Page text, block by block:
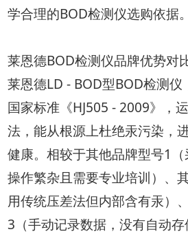
学合理的BOD检测仪选购依据。
莱恩德BOD检测仪品牌优势对
莱恩德LD - BOD型BOD检测仪
国家标准《HJ505 - 2009》，
法，能从根源上杜绝汞污染，
健康。相较于其他品牌型号1（
操作繁杂且需要专业培训）、
用传统压差法但内部含有汞）
3（手动记录数据，没有自动